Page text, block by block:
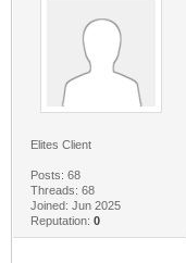
Elites Client
Posts: 68
Threads: 68
Joined: Jun 2025
Reputation: 0